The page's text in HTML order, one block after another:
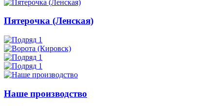
Пятерочка (Ленская)
Наше производство